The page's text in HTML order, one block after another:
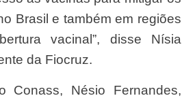
Brasil e também em regiões
vacinal”, disse Nísia
da Fiocruz.